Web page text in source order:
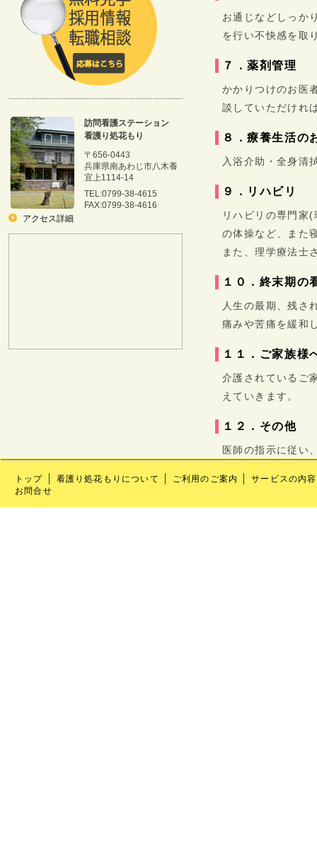
お通じなどしっか
を行い不快感を取
７．薬剤管理
かかりつけのお医
談していただけれ
８．療養生活の
入浴介助・全身清
９．リハビリ
リハビリの専門家
の体操など、また
また、理学療法士
１０．終末期の
人生の最期、残さ
痛みや苦痛を緩和
１１．ご家族様
介護されているご
えていきます。
１２．その他
医師の指示に従い
アクセス詳細
訪問看護ステーション
看護り処花もり
〒656-0443
兵庫県南あわじ市八木養
宜上1114-14
TEL:0799-38-4615
FAX:0799-38-4616
トップ 看護り処花もりについて ご利用のご案内
サービスの内容
お問合せ